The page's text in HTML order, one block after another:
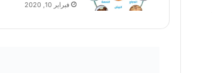
فبراير 10, 2020